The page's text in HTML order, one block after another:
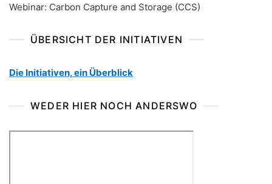
Webinar: Carbon Capture and Storage (CCS)
ÜBERSICHT DER INITIATIVEN
Die Initiativen, ein Überblick
WEDER HIER NOCH ANDERSWO